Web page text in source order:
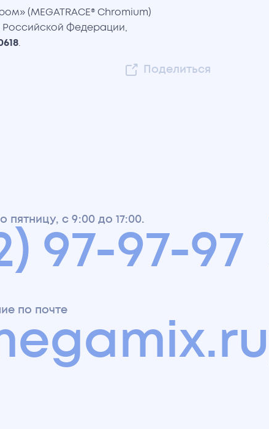
(MEGATRACE® Chromium)
Российской Федерации,
.
Поделиться
с 9:00 до 17:00.
97-97-97
по почте